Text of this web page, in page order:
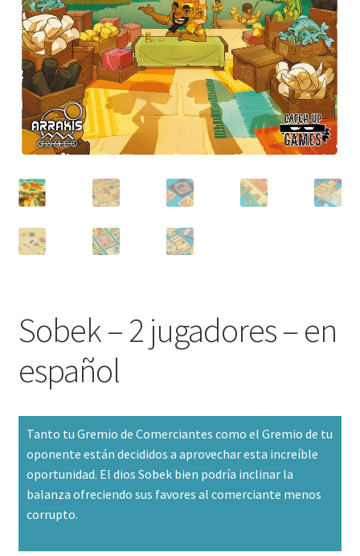
Sobek – 2 jugadores – en
español
Tanto tu Gremio de Comerciantes como el Gremio de tu
oponente están decididos a aprovechar esta increíble
oportunidad. El dios Sobek bien podría inclinar la
balanza ofreciendo sus favores al comerciante menos
corrupto.